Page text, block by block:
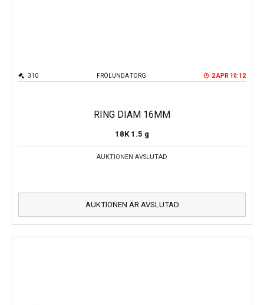
FRÖLUNDA TORG
310 2 APR 10:12
RING DIAM 16MM
18K 1.5 g
AUKTIONEN AVSLUTAD
AUKTIONEN ÄR AVSLUTAD